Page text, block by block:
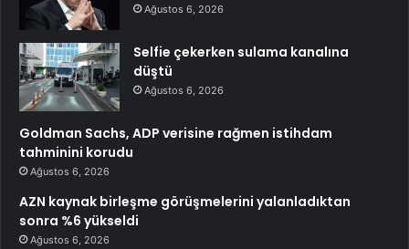
Ağustos 6, 2026
Selfie çekerken sulama kanalına
düştü
Ağustos 6, 2026
Goldman Sachs, ADP verisine rağmen istihdam
tahminini korudu
Ağustos 6, 2026
AZN kaynak birleşme görüşmelerini yalanladıktan
sonra %6 yükseldi
Ağustos 6, 2026